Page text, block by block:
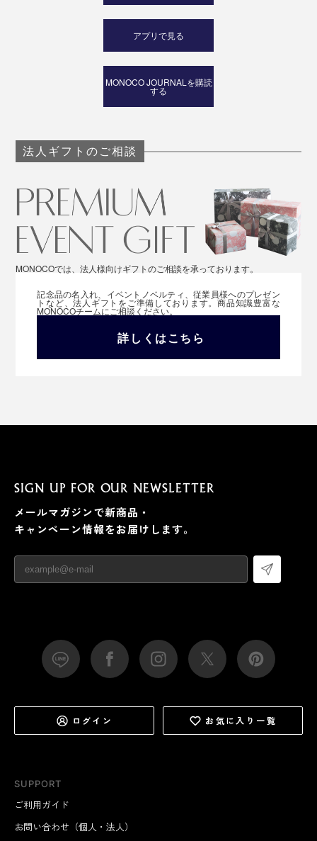
アプリで見る
MONOCO JOURNALを購読
する
法人ギフトのご相談
MONOCOでは、法人様向けギフトのご相談を承っております。
記念品の名入れ、イベントノベルティ、従業員様へのプレゼン
トなど、法人ギフトをご準備しております。商品知識豊富な
MONOCOチームにご相談ください。
詳しくはこちら
SUPPORT
ご利用ガイド
お問い合わせ（個人・法人）
SIGN UP FOR OUR NEWSLETTER
メールマガジンで新商品・
キャンペーン情報をお届けします。
ログイン お気に入り一覧